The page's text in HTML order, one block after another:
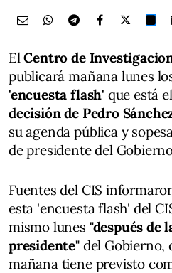
ElCentro de
publicará mañana lunes
'encuesta flash' que está
decisión de Pedro
su agenda pública y
de presidente del
Fuentes del CIS
esta 'encuesta flash' del
mismo lunes "después de
presidente"del Gobierno,
mañana tiene previsto